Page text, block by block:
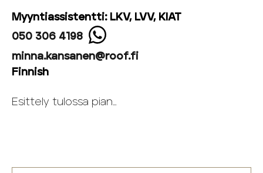
Myyntiassistentti: LKV, LVV, KIAT
050 306 4198
minna.kansanen@roof.fi
Finnish
Esittely tulossa pian…